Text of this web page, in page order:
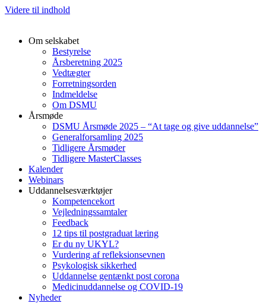
Videre til indhold
Om selskabet
Bestyrelse
Årsberetning 2025
Vedtægter
Forretningsorden
Indmeldelse
Om DSMU
Årsmøde
DSMU Årsmøde 2025 – “At tage og give uddannelse”
Generalforsamling 2025
Tidligere Årsmøder
Tidligere MasterClasses
Kalender
Webinars
Uddannelsesværktøjer
Kompetencekort
Vejledningssamtaler
Feedback
12 tips til postgraduat læring
Er du ny UKYL?
Vurdering af refleksionsevnen
Psykologisk sikkerhed
Uddannelse gentænkt post corona
Medicinuddannelse og COVID-19
Nyheder